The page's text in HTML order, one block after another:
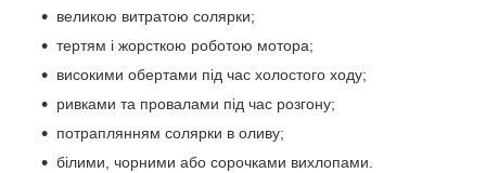
великою витратою солярки;
тертям і жорсткою роботою мотора;
високими обертами під час холостого ходу;
ривками та провалами під час розгону;
потраплянням солярки в оливу;
білими, чорними або сорочками вихлопами.